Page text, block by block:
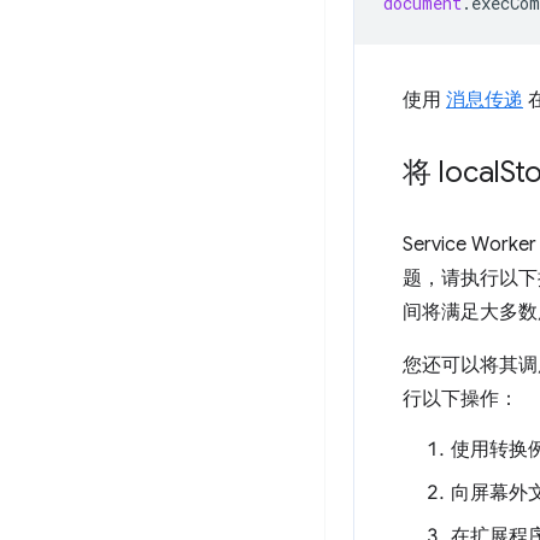
使用 消息传递
将 local
Service
题，请执行以
间将满足大多
您还可以将其
行以下操作：
使用转换
向屏幕外